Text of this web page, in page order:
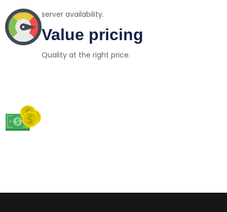
server availability.
Value pricing
Quality at the right price.